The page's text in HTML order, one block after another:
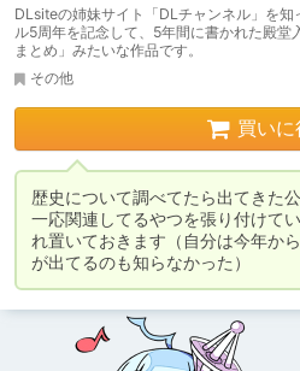
DLsiteの姉妹サイト「DLチャンネル」を
ル5周年を記念して、5年間に書かれた殿堂
まとめ」みたいな作品です。
その他
買いに
歴史について調べてたら出てきた
一応関連してるやつを張り付けて
れ置いておきます（自分は今年か
が出てるのも知らなかった）